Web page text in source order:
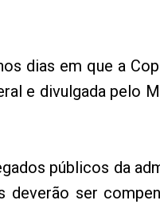
dias em que a
e divulgada pelo
públicos da
deverão ser